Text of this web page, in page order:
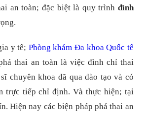
an toàn; đặc biệt là quy trình đình
y tế; Phòng khám Đa khoa Quốc tế
thai an toàn là việc đình chỉ thai
chuyên khoa đã qua đào tạo và có
trực tiếp chỉ định. Và thực hiện; tại
Hiện nay các biện pháp phá thai an